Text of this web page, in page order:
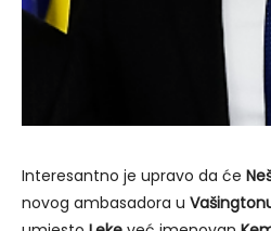
Interesantno je upravo da će
novog ambasadora u